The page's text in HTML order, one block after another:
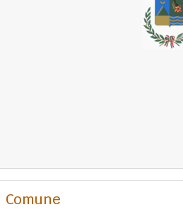
Comune